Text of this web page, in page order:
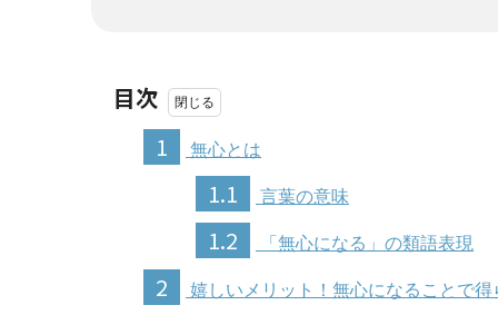
目次
1
無心とは
1.1 言葉の意味
1.2 「無心になる」の類語表現
2 嬉しいメリット！無心になることで得